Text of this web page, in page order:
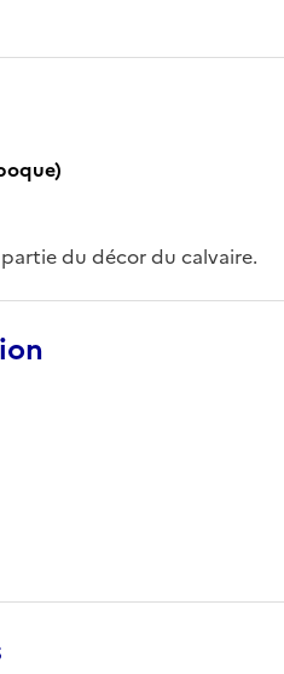
du décor du calvaire.